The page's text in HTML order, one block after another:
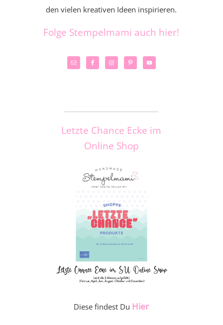
den vielen kreativen Ideen inspirieren.
Folge Stempelmami auch hier!
Letzte Chance Ecke im
Online Shop
Diese findest Du Hier